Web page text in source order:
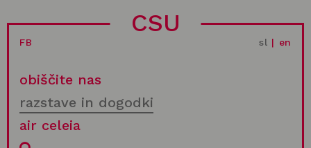
CSU
FB sl | en
obiščite nas
razstave in dogodki
air celeia